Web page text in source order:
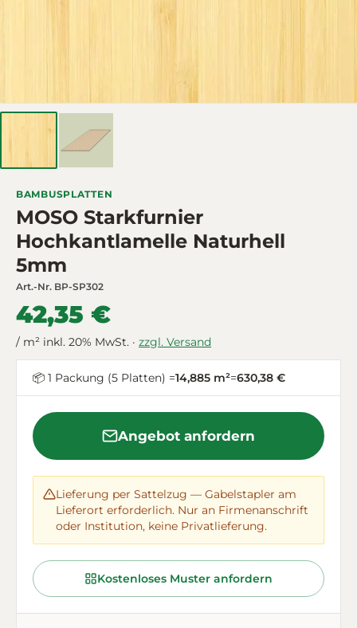
BAMBUSPLATTEN
MOSO Starkfurnier
Hochkantlamelle Naturhell
5mm
Art.-Nr. BP-SP302
42,35 €
/ m² inkl. 20% MwSt. · zzgl. Versand
📦 1 Packung (5 Platten) =14,885 m²=630,38 €
Angebot anfordern
Lieferung per Sattelzug — Gabelstapler am
Lieferort erforderlich. Nur an Firmenanschrift
oder Institution, keine Privatlieferung.
Kostenloses Muster anfordern